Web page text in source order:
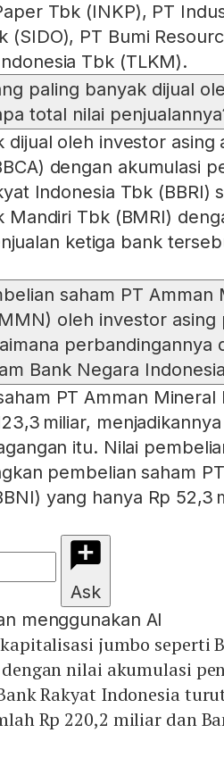
Tbk (INKP), PT
(SIDO), PT Bumi
Tbk (TLKM).
paling banyak dijual
total nilai
dijual oleh investor asing
dengan akumulasi
Indonesia Tbk (BBRI)
Mandiri Tbk (BMRI)
ketiga bank
saham PT Amman
oleh investor asing
perbandingannya
Bank Negara
PT Amman Mineral
miliar,
itu. Nilai
pembelian saham
yang hanya Rp 52,3
Ask
menggunakan AI
jumbo seperti
nilai akumulasi
Rakyat Indonesia
Rp 220,2 miliar dan